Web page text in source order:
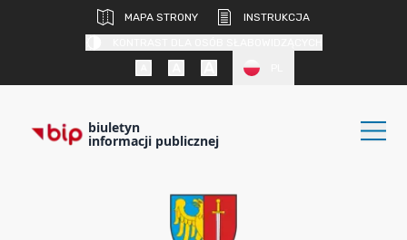
MAPA STRONY
INSTRUKCJA
biuletyn
informacji publicznej